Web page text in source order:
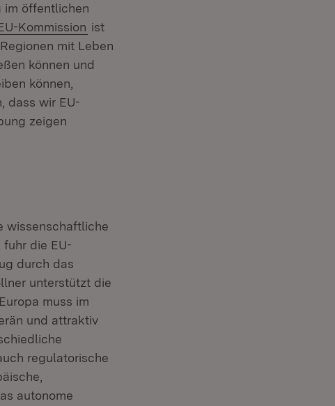
im öffentlichen
Kommission (Öffnet in neuem Fenster)
ist
mit Leben
können und
können,
dass wir EU-
zeigen
neuem Fenster)
wissenschaftliche
die EU-
durch das
unterstützt die
muss im
und attraktiv
regulatorische
autonome